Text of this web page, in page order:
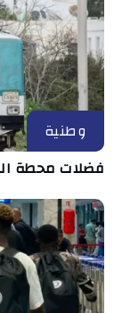
وطنية
فضلات محطة